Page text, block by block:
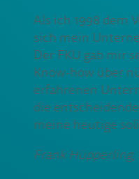
Als ich 1998 dem
sich mein
Der FKU gab mir
Know-how über
erfahrenen
die
meine heutige
Frank